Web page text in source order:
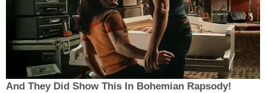
And They Did Show This In Bohemian Rapsody!